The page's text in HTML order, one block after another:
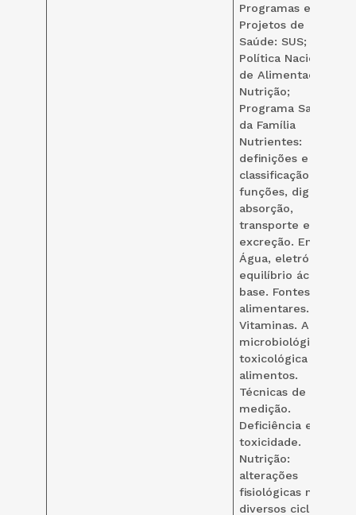
Programas e
Projetos de
Saúde: SUS;
Política Nacional
de Alimentação e
Nutrição;
Programa Saúde
da Família
Nutrientes:
definições e
classificação;
funções, digestão,
absorção,
transporte e
excreção. Energia.
Água, eletrólitos e
equilíbrio ácido-
base. Fontes
alimentares.
Vitaminas. Análise
microbiológica,
toxicológica dos
alimentos.
Técnicas de
medição.
Deficiência e
toxicidade.
Nutrição:
alterações
fisiológicas nos
diversos ciclos de